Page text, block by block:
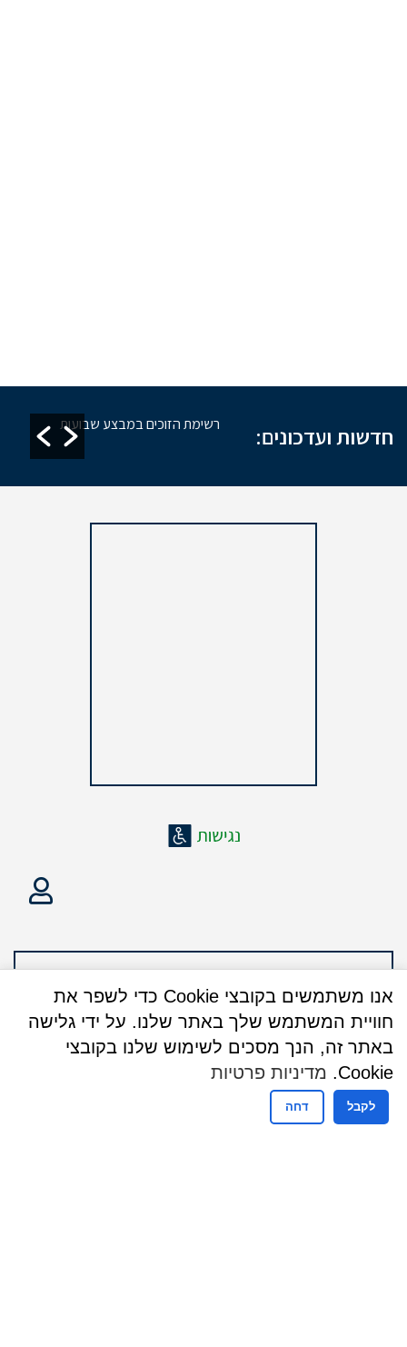
חדשות ועדכונים: רשימת הזוכים במבצע שבועות
אנו משתמשים בקובצי Cookie כדי לשפר את
חוויית המשתמש שלך באתר שלנו. על ידי גלישה
באתר זה, הנך מסכים לשימוש שלנו בקובצי
Cookie.
מדיניות פרטיות
לקבל דחה